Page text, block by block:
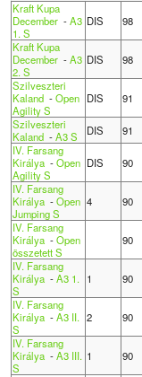
Kraft Kupa
December-A3
1. S
DIS 98
Kraft Kupa
December-A3
2. S
DIS 98
Szilveszteri
Kaland-Open
Agility S
DIS 91
Szilveszteri
Kaland-A3 S DIS 91
IV. Farsang
Királya-Open
Agility S
DIS 90
IV. Farsang
Királya-Open
Jumping S
4 90
IV. Farsang
Királya-Open
összetett S
90
IV. Farsang
Királya-A3 1.
S
1 90
IV. Farsang
Királya-A3 II.
S
2 90
IV. Farsang
Királya-A3 III.
S
1 90